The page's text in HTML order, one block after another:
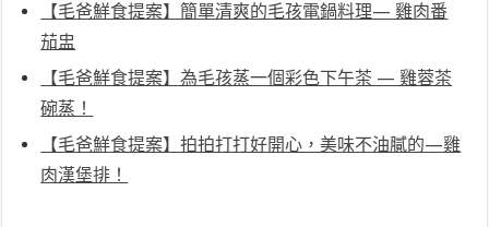
【毛爸鮮食提案】簡單清爽的毛孩電鍋料理— 雞肉番
茄盅
【毛爸鮮食提案】為毛孩蒸一個彩色下午茶 — 雞蓉茶
碗蒸！
【毛爸鮮食提案】拍拍打打好開心，美味不油膩的—雞
肉漢堡排！